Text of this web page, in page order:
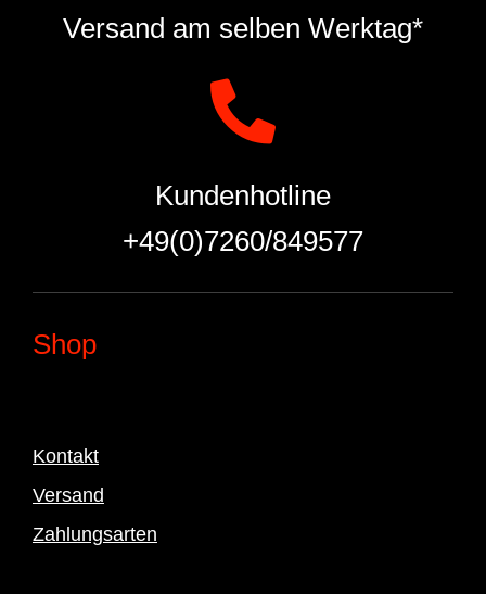
Versand am selben Werktag*
Kundenhotline
+49(0)7260/849577
Shop
Kontakt
Versand
Zahlungsarten